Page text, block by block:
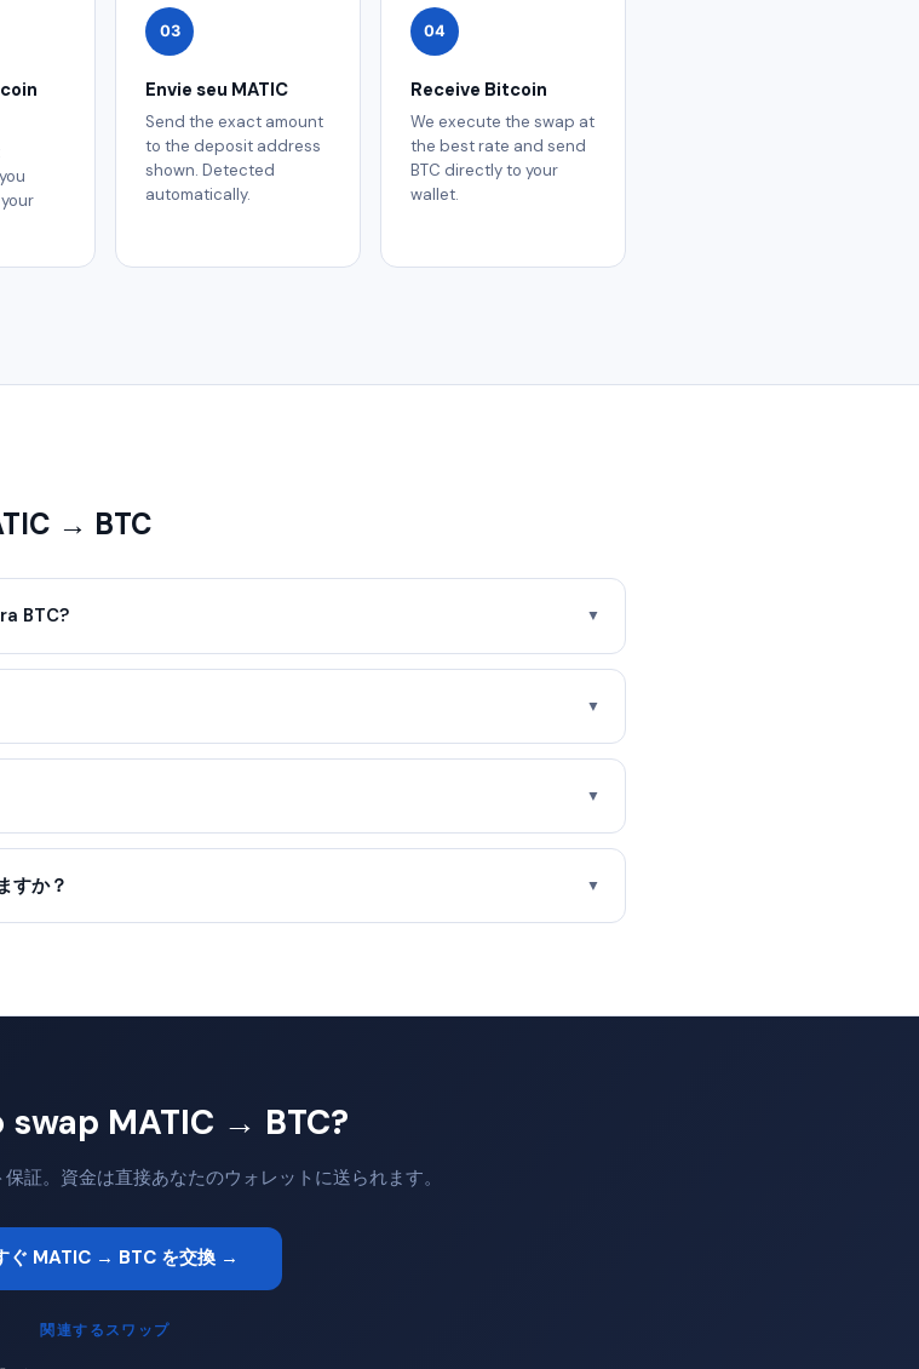
03
Envie seu MATIC
Send the exact amount
to the deposit address
shown. Detected
automatically.
04
Receive Bitcoin
We execute the swap at
the best rate and send
BTC directly to your
wallet.
→ BTC
BTC? ▼
▼
▼
すか？ ▼
swap MATIC → BTC?
証。資金は直接あなたのウォレットに送られます。
ぐ MATIC → BTC を交換 →
関連するスワップ